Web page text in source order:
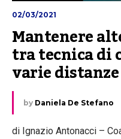
02/03/2021
Mantenere
tra tecnica di
varie distanze
by Daniela De Stefano
di Ignazio Antonacci –